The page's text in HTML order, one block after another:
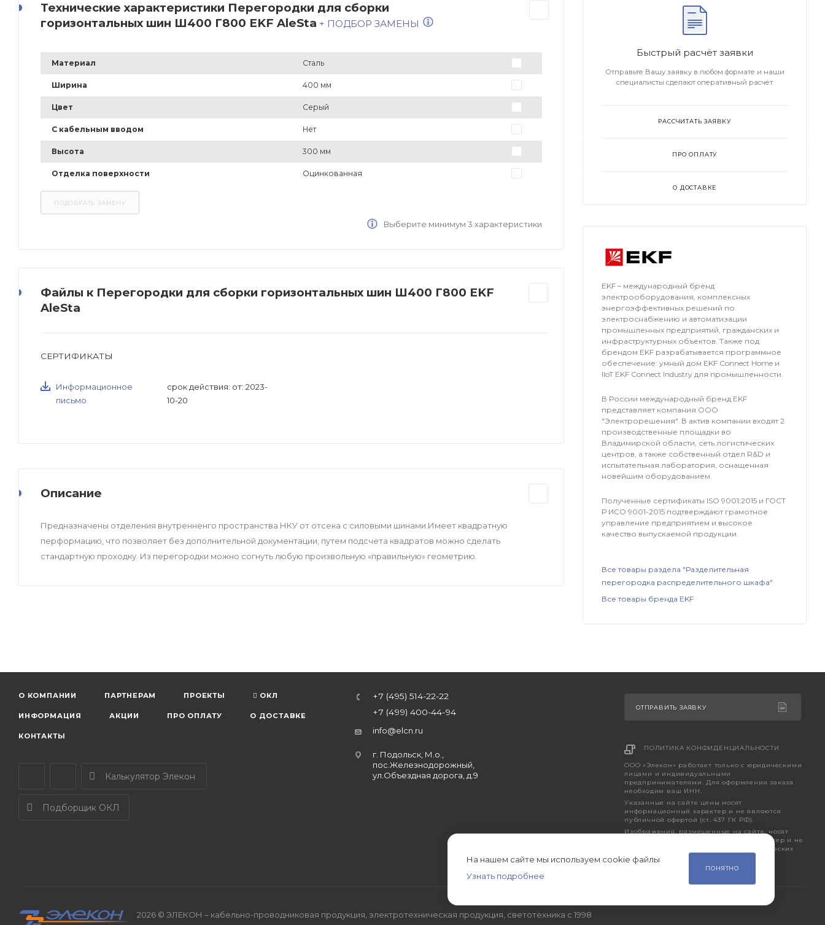
Технические характеристики Перегородки для сборки
горизонтальных шин Ш400 Г800 EKF AleSta + ПОДБОР ЗАМЕНЫ
Материал Сталь
Ширина 400 мм
Цвет Серый
С кабельным вводом Нет
Высота 300 мм
Отделка поверхности Оцинкованная
Выберите минимум 3 характеристики
Файлы к Перегородки для сборки горизонтальных шин Ш400 Г800 EKF
AleSta
СЕРТИФИКАТЫ
Информационное
письмо
срок действия: от: 2023-
10-20
Описание
Предназначены отделения внутренненго пространства НКУ от отсека с силовыми шинами.Имеет квадратную
перформацию, что позволяет без дополнительной документации, путем подсчета квадратов можно сделать
стандартную проходку. Из перегородки можно согнуть любую произвольную «правильную» геометрию.
Быстрый расчёт заявки
Отправьте Вашу заявку в любом формате и наши
специалисты сделают оперативный расчёт
РАССЧИТАТЬ ЗАЯВКУ
ПРО ОПЛАТУ
О ДОСТАВКЕ
EKF – международный бренд
электрооборудования, комплексных
энергоэффективных решений по
электроснабжению и автоматизации
промышленных предприятий, гражданских и
инфраструктурных объектов. Также под
брендом EKF разрабатывается программное
обеспечение: умный дом EKF Connect Home и
IIoT EKF Connect Industry для промышленности.
В России международный бренд EKF
представляет компания OOO
"Электрорешения". В актив компании входят 2
производственные площадки во
Владимирской области, сеть логистических
центров, а также собственный отдел R&D и
испытательная лаборатория, оснащенная
новейшим оборудованием.
Полученные сертификаты ISO 9001:2015 и ГОСТ
Р ИСО 9001-2015 подтверждают грамотное
управление предприятием и высокое
качество выпускаемой продукции.
Все товары раздела "Разделительная
перегородка распределительного шкафа"
Все товары бренда EKF
О КОМПАНИИ ПАРТНЕРАМ ПРОЕКТЫ ОКЛ
ИНФОРМАЦИЯ АКЦИИ ПРО ОПЛАТУ О ДОСТАВКЕ
КОНТАКТЫ
Калькулятор Элекон
Подборщик ОКЛ
+7 (495) 514-22-22
+7 (499) 400-44-94
info@elcn.ru
г. Подольск, М.о.,
пос.Железнодорожный,
ул.Объездная дорога, д.9
ОТПРАВИТЬ ЗАЯВКУ
ПОЛИТИКА КОНФИДЕНЦИАЛЬНОСТИ
ООО «Элекон» работает только с юридическими
лицами и индивидуальными
предпринимателями. Для оформления заказа
необходим ваш ИНН.
Указанные на сайте цены носят
информационный характер и не являются
публичной офертой (ст. 437 ГК РФ).
Изображения, размещенные на сайте, носят
исключительно ознакомительный характер и не
являются точным отображением фактических
характеристик товара.
2026 © ЭЛЕКОН – кабельно-проводниковая продукция, электротехническая продукция, светотехника с 1998
На нашем сайте мы используем cookie файлы
Узнать подробнее
ПОНЯТНО